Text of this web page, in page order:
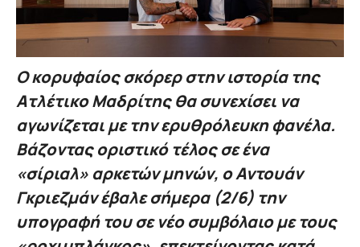
Ο κορυφαίος σκόρερ στην ιστορία της
Ατλέτικο Μαδρίτης θα συνεχίσει να
αγωνίζεται με την ερυθρόλευκη φανέλα.
Βάζοντας οριστικό τέλος σε ένα
«σίριαλ» αρκετών μηνών, ο Αντουάν
Γκριεζμάν έβαλε σήμερα (2/6) την
υπογραφή του σε νέο συμβόλαιο με τους